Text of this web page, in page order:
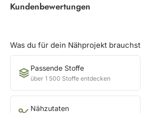
Kundenbewertungen
Was du für dein Nähprojekt brauchst
Passende Stoffe
über 1 500 Stoffe entdecken
Nähzutaten